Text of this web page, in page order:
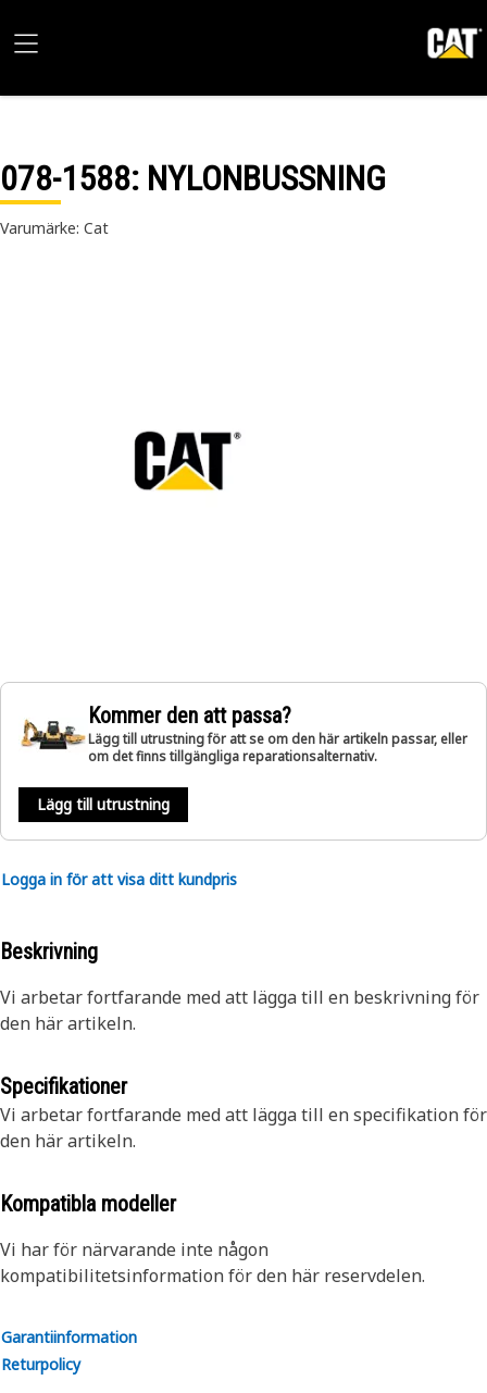
078-1588: NYLONBUSSNING
Varumärke: Cat
Kommer den att passa?
Lägg till utrustning för att se om den här artikeln passar, eller
om det finns tillgängliga reparationsalternativ.
Lägg till utrustning
Logga in för att visa ditt kundpris
Beskrivning
Vi arbetar fortfarande med att lägga till en beskrivning för
den här artikeln.
Specifikationer
Vi arbetar fortfarande med att lägga till en specifikation för
den här artikeln.
Kompatibla modeller
Vi har för närvarande inte någon
kompatibilitetsinformation för den här reservdelen.
Garantiinformation
Returpolicy